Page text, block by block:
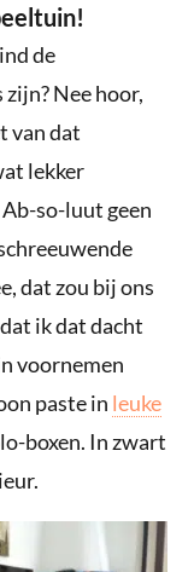
de
Nee hoor,
van dat
lekker
so-luut geen
dat zou bij ons
ik dat dacht
voornemen
paste in leuke
boxen. In zwart